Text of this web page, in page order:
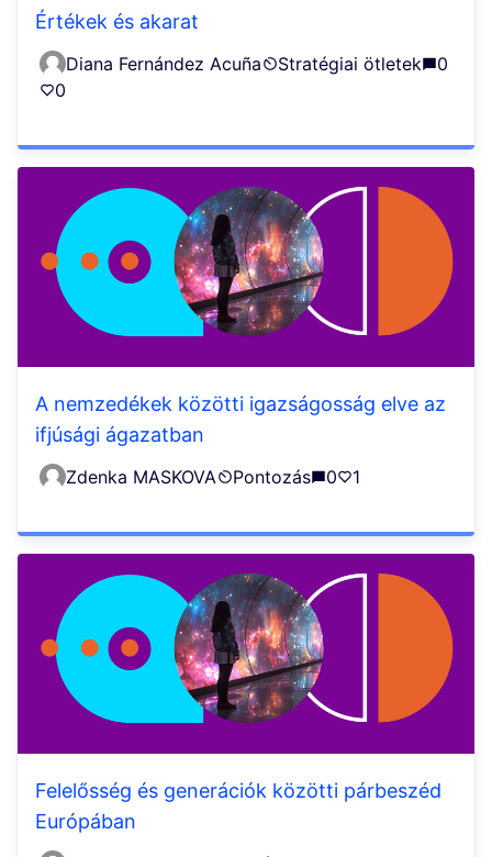
Értékek és akarat
Diana Fernández Acuña Stratégiai ötletek
0
0
A nemzedékek közötti igazságosság elve az
ifjúsági ágazatban
Zdenka MASKOVA Pontozás 0 1
Felelősség és generációk közötti párbeszéd
Európában